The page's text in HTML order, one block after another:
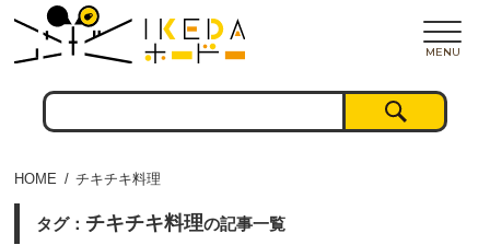
MENU
HOME チキチキ料理
タグ： チキチキ料理の記事一覧